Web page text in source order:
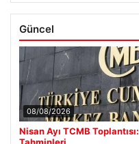
Güncel
08/08/2026
Nisan Ayı TCMB